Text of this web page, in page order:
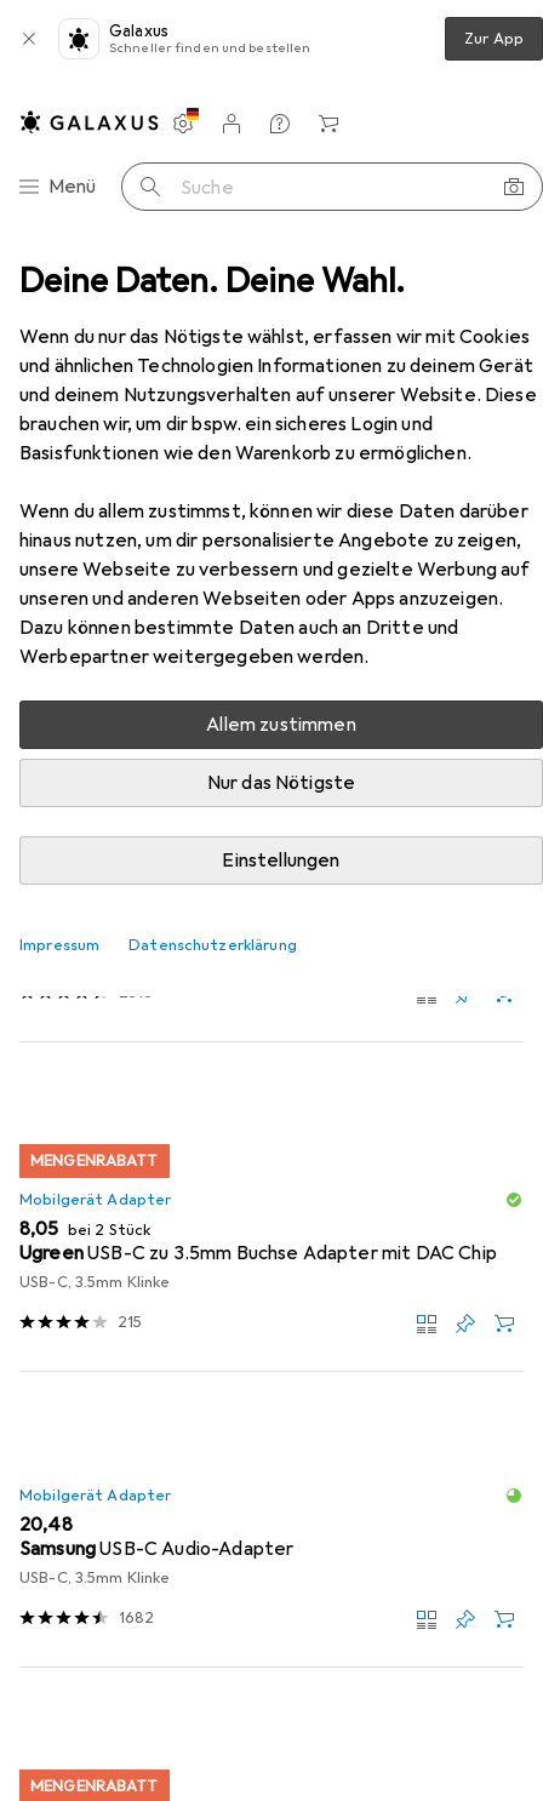
Deine Daten. Deine Wahl.
Wenn du nur das Nötigste wählst, erfassen wir mit Cookies
und ähnlichen Technologien Informationen zu deinem Gerät
und deinem Nutzungsverhalten auf unserer Website. Diese
brauchen wir, um dir bspw. ein sicheres Login und
Basisfunktionen wie den Warenkorb zu ermöglichen.
Wenn du allem zustimmst, können wir diese Daten darüber
hinaus nutzen, um dir personalisierte Angebote zu zeigen,
unsere Webseite zu verbessern und gezielte Werbung auf
unseren und anderen Webseiten oder Apps anzuzeigen.
Dazu können bestimmte Daten auch an Dritte und
Werbepartner weitergegeben werden.
Allem zustimmen
Nur das Nötigste
Einstellungen
Impressum Datenschutzerklärung
Galaxus
Schneller finden und bestellen Zur App
Navigation nach Kategorien
Menü Suche
Einstellungen
Kundenkonto
Vergleichslisten
Merklisten
Warenkorb
Wraps Kopfhörer Talk Line, Stoff, One Button Mic.
EUR
25,74
Wraps
Kopfhörer Talk Line, Stoff, One
Button Mic.
Kabelgebunden
Zubehör für Wraps Kopfhörer
Talk Line, Stoff, One Button Mic.
Hier findest du passendes Zubehör zum Produkt Wraps
Kopfhörer Talk Line, Stoff, One Button Mic. aus der
Kategorie Mobilgerät Adapter.
Produktliste
Lightning, 3.5mm Klinke
2316
MENGENRABATT
Mobilgerät Adapter
EUR
8,05 bei 2 Stück
UgreenUSB-C zu 3.5mm Buchse Adapter mit DAC Chip
USB-C, 3.5mm Klinke
215
Mobilgerät Adapter
EUR
20,48
SamsungUSB-C Audio-Adapter
USB-C, 3.5mm Klinke
1682
MENGENRABATT